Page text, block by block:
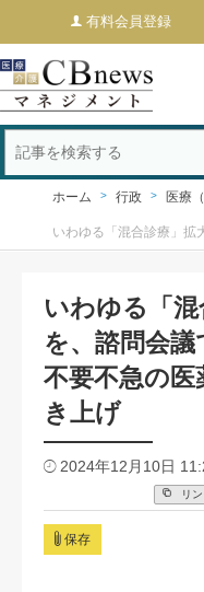
有料会員登録
ホーム 行政 医療
いわゆる「混合診療」拡
いわゆる「
を、諮問会議
不要不急の医
き上げ
2024年12月10日
リ
保存